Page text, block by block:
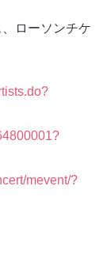
ローソンチケ
mevent/?